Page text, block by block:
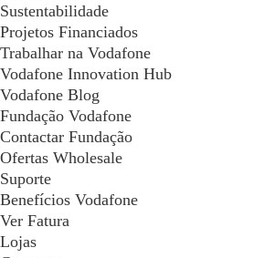
Sustentabilidade
Projetos Financiados
Trabalhar na Vodafone
Vodafone Innovation Hub
Vodafone Blog
Fundação Vodafone
Contactar Fundação
Ofertas Wholesale
Suporte
Benefícios Vodafone
Ver Fatura
Lojas